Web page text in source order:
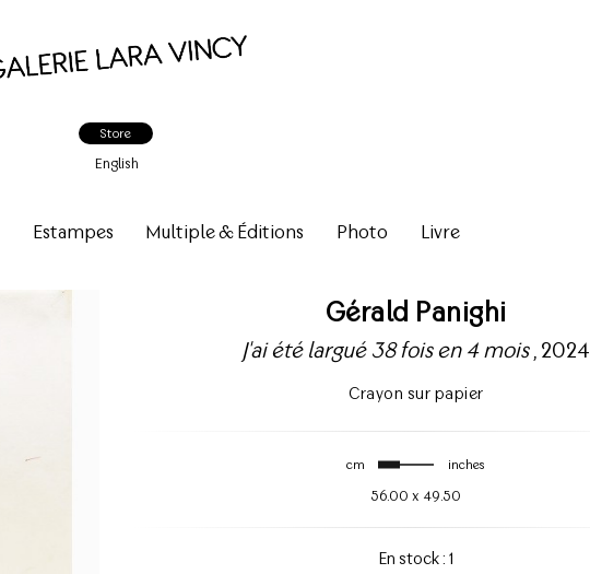
Store
English
Estampes Multiple & Éditions Photo Livre
Gérald Panighi
J'ai été largué 38 fois en 4 mois, 2024
Crayon sur papier
cm inches
56.00 x 49.50
En stock : 1